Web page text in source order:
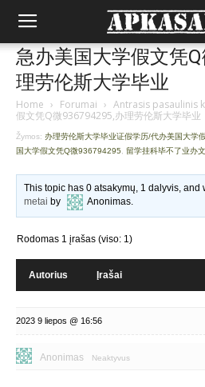
急办美国大学假文凭
理劳伦斯大学毕业
Home › Forumai › Antrasis pasaulinis
假文凭Q微936794295,办理劳伦斯大学毕业
Žymos: 办理劳伦斯大学毕业证假学历/代办美国大学
国大学假文凭Q微936794295
留学挂科毕不了业办
This topic has 0 atsakymų, 1 dalyvis,
metai by Anonimas.
Rodomas 1 įrašas (viso: 1)
Autorius Įrašai
2023 9 liepos @ 16:56
Anonimas Neaktyvus